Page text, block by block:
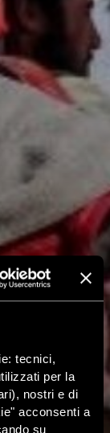
tecnici,
per la
nostri e di
acconsenti a
su